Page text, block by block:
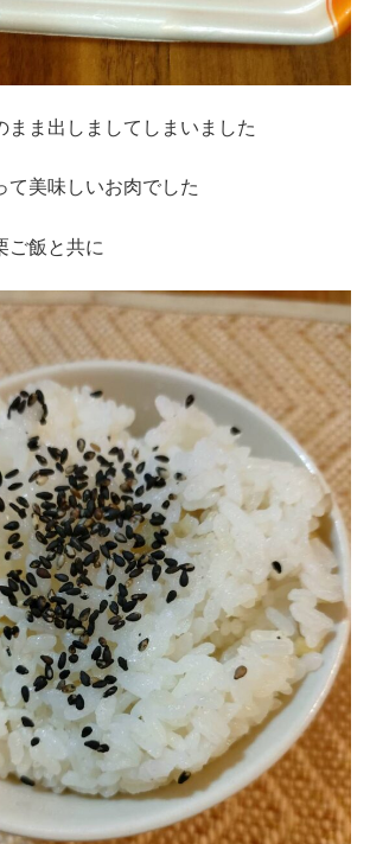
まま出しましてしまいました
て美味しいお肉でした
ご飯と共に